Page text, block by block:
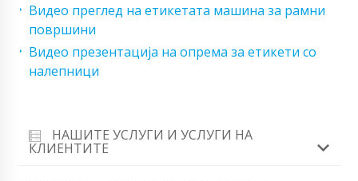
Видео преглед на етикетата машина за рамни
површини
Видео презентација на опрема за етикети со
налепници
НАШИТЕ УСЛУГИ И УСЛУГИ НА
КЛИЕНТИТЕ